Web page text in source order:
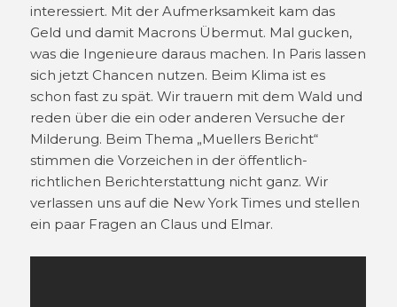
interessiert. Mit der Aufmerksamkeit kam das
Geld und damit Macrons Übermut. Mal gucken,
was die Ingenieure daraus machen. In Paris lassen
sich jetzt Chancen nutzen. Beim Klima ist es
schon fast zu spät. Wir trauern mit dem Wald und
reden über die ein oder anderen Versuche der
Milderung. Beim Thema „Muellers Bericht“
stimmen die Vorzeichen in der öffentlich-
richtlichen Berichterstattung nicht ganz. Wir
verlassen uns auf die New York Times und stellen
ein paar Fragen an Claus und Elmar.